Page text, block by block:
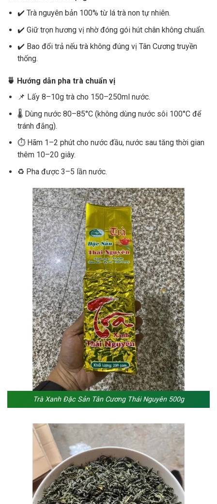
✔️ Trà nguyên bản 100% từ lá trà non tự nhiên.
✔️ Giữ trọn hương vị nhờ đóng gói hút chân không chuẩn.
✔️ Bao đổi trả nếu trà không đúng vị Tân Cương truyền
thống.
🍵 Hướng dẫn pha trà chuẩn vị
📌 Lấy 8–10g trà cho 150–250ml nước.
🌡️ Dùng nước 80–85°C (không dùng nước sôi 100°C để
tránh đắng).
⏱️ Hãm 1–2 phút cho nước đầu, nước sau tăng thời gian
thêm 10–20 giây.
♻️ Pha được 3–5 lần nước.
Trà Xanh Đặc Sản Tân Cương Thái Nguyên 500g